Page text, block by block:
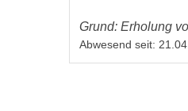
Grund: Erholung
Abwesend seit: